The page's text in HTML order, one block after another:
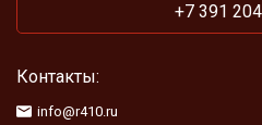
+7 391
Контакты:
info@r410.ru